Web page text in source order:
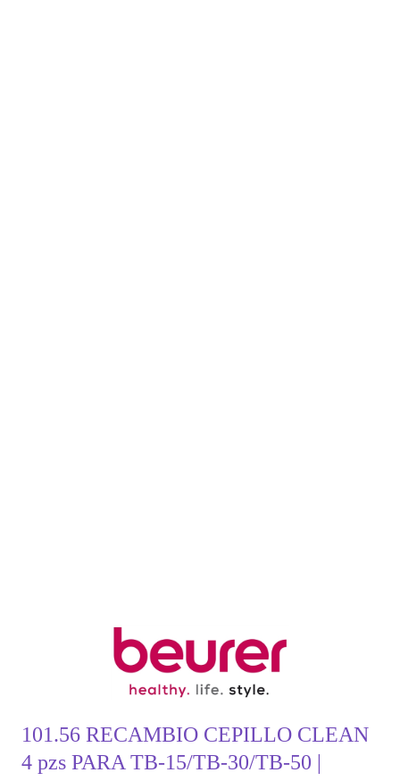
101.56 RECAMBIO CEPILLO CLEAN
4 pzs PARA TB-15/TB-30/TB-50 |